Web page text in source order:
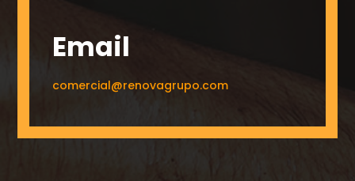
Email
comercial@renovagrupo.com